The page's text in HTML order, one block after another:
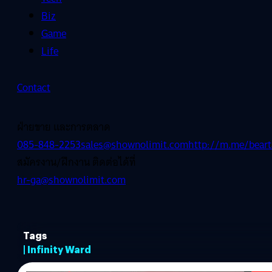
Biz
Game
Life
Contact
ฝ่ายขาย และการตลาด
085-848-2253sales@shownolimit.comhttp://m.me/
สมัครงาน/ฝึกงาน ติดต่อได้ที่
hr-ga@shownolimit.com
Tags
| Infinity Ward